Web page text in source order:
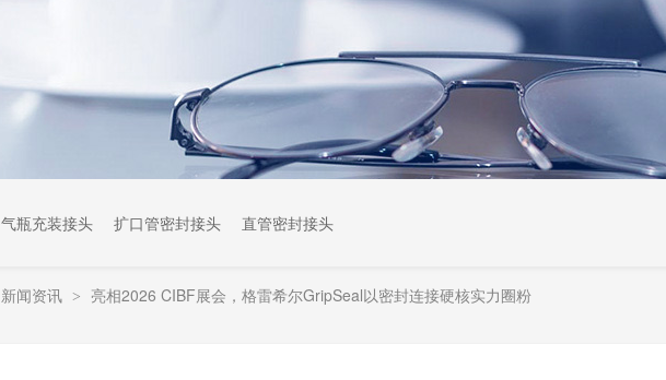
气瓶充装接头 扩口管密封接头 直管密封接头
新闻资讯 > 亮相2026 CIBF展会，格雷希尔GripSeal以密封连接硬核实力圈粉